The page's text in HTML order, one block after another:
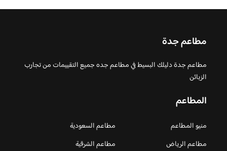
مطاعم جدة
مطاعم جدة دليلك البسيط في مطاعم جده جميع التقييمات من تجارب
الزبائن
المطاعم
منيو المطاعم
مطاعم السعودية
مطاعم الرياض
مطاعم الشرقية